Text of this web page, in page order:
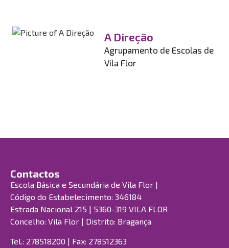
A Direção
Agrupamento de Escolas de
Vila Flor
Contactos
Escola Básica e Secundária de Vila Flor |
Código do Estabelecimento: 346184
Estrada Nacional 215 | 5360-319 VILA FLOR
Concelho: Vila Flor | Distrito: Bragança
Tel.: 278518200 | Fax: 278512363